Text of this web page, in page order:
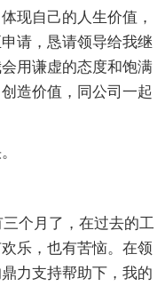
现自己的人生价值，
请，恳请领导给我继
用谦虚的态度和饱满
造价值，同公司一起
个月了，在过去的工
乐，也有苦恼。在领
力支持帮助下，我的